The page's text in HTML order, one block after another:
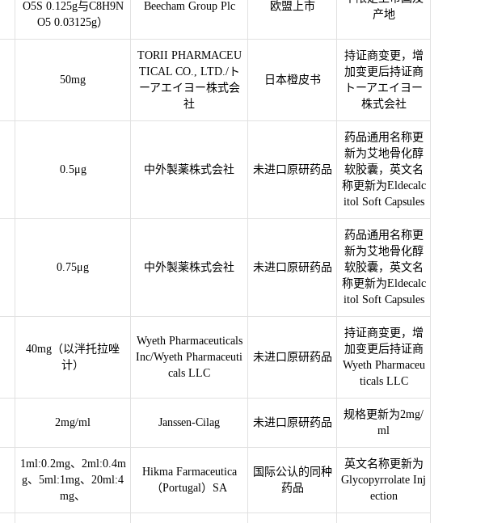
O5S 0.125g与C8H9N
O5 0.03125g）
Beecham Group Plc 欧盟上市
产地
50mg
TORII PHARMACEU
TICAL CO., LTD./ト
ーアエイヨー株式会
社
日本橙皮书
持证商变更，增
加变更后持证商
トーアエイヨー
株式会社
0.5μg 中外製薬株式会社 未进口原研药品
药品通用名称更
新为艾地骨化醇
软胶囊，英文名
称更新为Eldecalc
itol Soft Capsules
0.75μg 中外製薬株式会社 未进口原研药品
药品通用名称更
新为艾地骨化醇
软胶囊，英文名
称更新为Eldecalc
itol Soft Capsules
40mg（以泮托拉唑
计）
Wyeth Pharmaceuticals
Inc/Wyeth Pharmaceuti
cals LLC
未进口原研药品
持证商变更，增
加变更后持证商
Wyeth Pharmaceu
ticals LLC
2mg/ml Janssen-Cilag 未进口原研药品
规格更新为2mg/
ml
1ml:0.2mg、2ml:0.4m
g、5ml:1mg、20ml:4
mg、
Hikma Farmaceutica
（Portugal）SA
国际公认的同种
药品
英文名称更新为
Glycopyrrolate Inj
ection